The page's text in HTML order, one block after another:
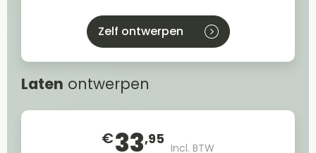
Zelf ontwerpen
Laten ontwerpen
€33,95
Incl. BTW